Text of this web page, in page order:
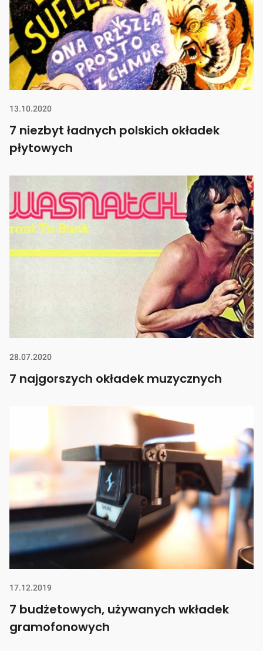
13.10.2020
7 niezbyt ładnych polskich okładek
płytowych
28.07.2020
7 najgorszych okładek muzycznych
17.12.2019
7 budżetowych, używanych wkładek
gramofonowych